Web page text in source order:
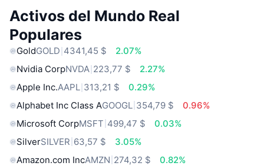
Activos del Mundo Real
Populares
GoldGOLD 4341,45 $
2.07%
Nvidia CorpNVDA 223,77 $
2.27%
Apple Inc.AAPL 313,21 $
0.29%
Alphabet Inc Class AGOOGL 354,79 $
0.96%
Microsoft CorpMSFT 499,47 $
0.03%
SilverSILVER 63,57 $
3.05%
Amazon.com IncAMZN 274,32 $
0.82%